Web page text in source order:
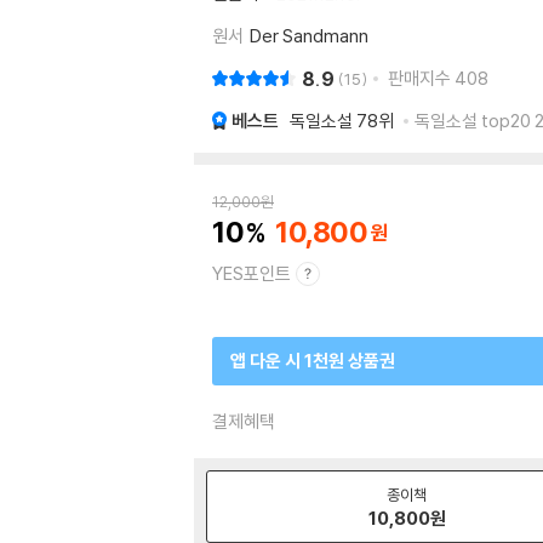
원서 Der Sandmann
8.9 15 판매지수 408
베스트 독일소설 78위 독일소설 top20
12,000원
10 10,800
YES포인트
앱 다운 시 1천원 상품권
결제혜택
종이책
10,800원